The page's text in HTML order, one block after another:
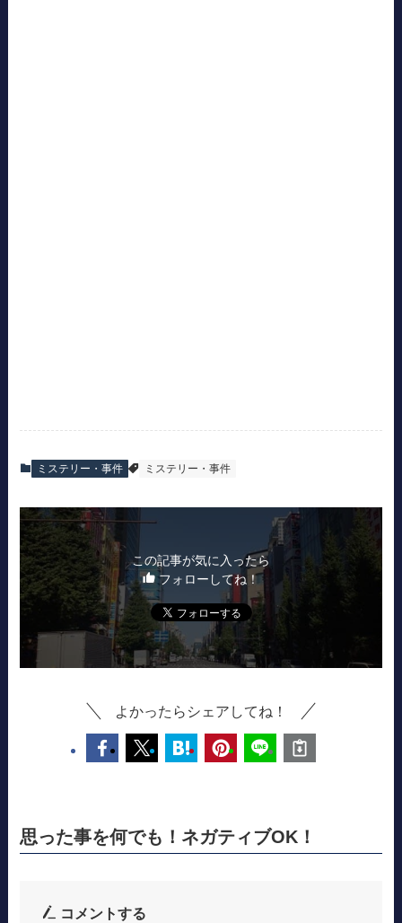
ミステリー・事件 ミステリー・事件
この記事が気に入ったら
フォローしてね！
よかったらシェアしてね！
思った事を何でも！ネガティブOK！
コメントする